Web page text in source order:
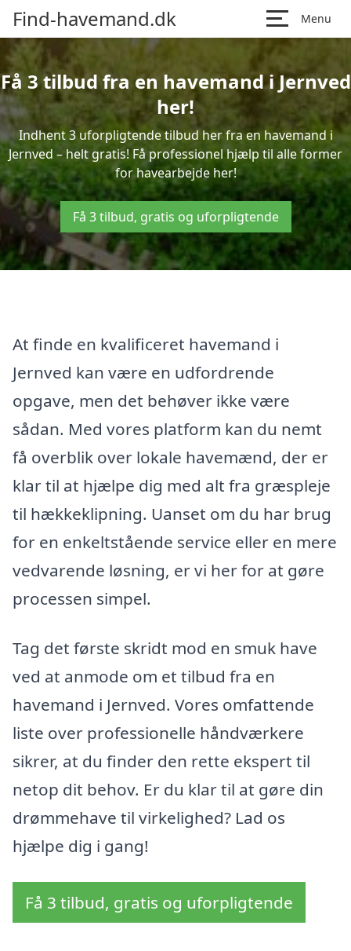
Find-havemand.dk Menu
Få 3 tilbud fra en havemand i Jernved
her!
Indhent 3 uforpligtende tilbud her fra en havemand i
Jernved – helt gratis! Få professionel hjælp til alle former
for havearbejde her!
Få 3 tilbud, gratis og uforpligtende
At finde en kvalificeret havemand i
Jernved kan være en udfordrende
opgave, men det behøver ikke være
sådan. Med vores platform kan du nemt
få overblik over lokale havemænd, der er
klar til at hjælpe dig med alt fra græspleje
til hækkeklipning. Uanset om du har brug
for en enkeltstående service eller en mere
vedvarende løsning, er vi her for at gøre
processen simpel.
Tag det første skridt mod en smuk have
ved at anmode om et tilbud fra en
havemand i Jernved. Vores omfattende
liste over professionelle håndværkere
sikrer, at du finder den rette ekspert til
netop dit behov. Er du klar til at gøre din
drømmehave til virkelighed? Lad os
hjælpe dig i gang!
Få 3 tilbud, gratis og uforpligtende